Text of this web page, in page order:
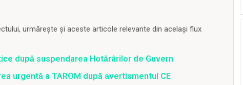
urmărește și aceste articole relevante din același flux
după suspendarea Hotărârilor de Guvern
urgentă a TAROM după avertismentul CE